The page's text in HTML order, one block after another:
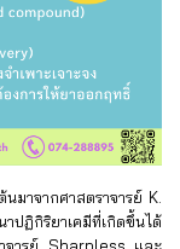
มาจากศาสตราจารย์ K.
ฏิกิริยาเคมีที่เกิดขึ้นได้